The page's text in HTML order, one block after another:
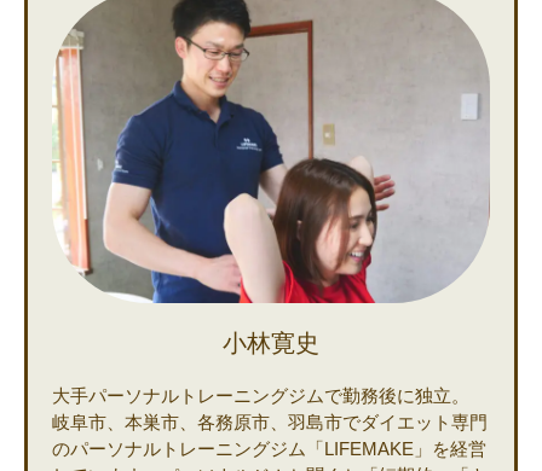
小林寛史
大手パーソナルトレーニングジムで勤務後に独立。
岐阜市、本巣市、各務原市、羽島市でダイエット専門
のパーソナルトレーニングジム「LIFEMAKE」を経営